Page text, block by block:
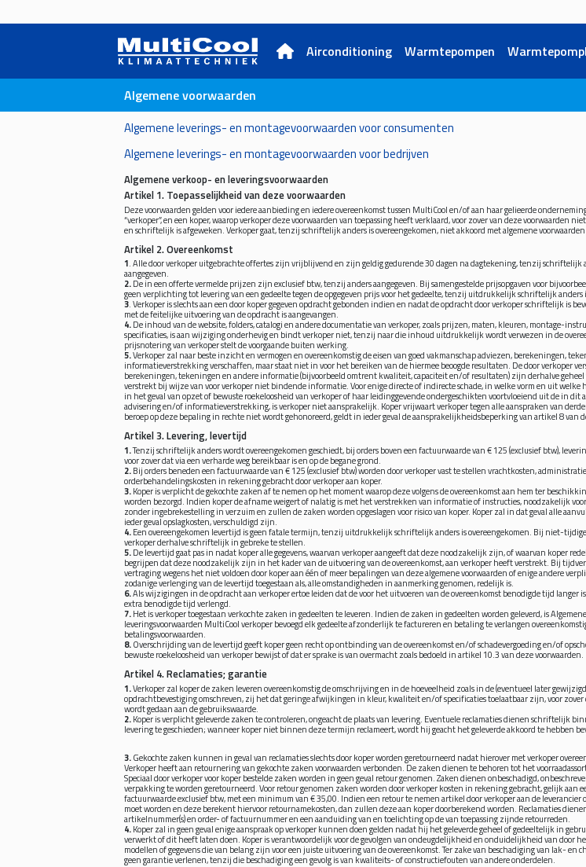
Airconditioning Warmtepompen
Algemene voorwaarden
Algemene leverings- en montagevoorwaarden voor consumenten
Algemene leverings- en montagevoorwaarden voor bedrijven
Algemene verkoop- en leveringsvoorwaarden
Artikel 1. Toepasselijkheid van deze voorwaarden
Deze voorwaarden gelden voor iedere aanbieding en iedere overeenkomst tussen MultiCool en/of aan haar gelieerde
“verkoper”, en een koper, waarop verkoper deze voorwaarden van toepassing heeft verklaard, voor zover van deze voorwaarden
en schriftelijk is afgeweken. Verkoper gaat, tenzij schriftelijk anders is overeengekomen, niet akkoord met algemene voorwaarden
Artikel 2. Overeenkomst
1. Alle door verkoper uitgebrachte offertes zijn vrijblijvend en zijn geldig gedurende 30 dagen na dagtekening, tenzij schriftelijk
aangegeven.
2.De in een offerte vermelde prijzen zijn exclusief btw, tenzij anders aangegeven. Bij samengestelde prijsopgaven voor
geen verplichting tot levering van een gedeelte tegen de opgegeven prijs voor het gedeelte, tenzij uitdrukkelijk schriftelijk anders
3. Verkoper is slechts aan een door koper gegeven opdracht gebonden indien en nadat de opdracht door verkoper schriftelijk is
met de feitelijke uitvoering van de opdracht is aangevangen.
4.De inhoud van de website, folders, catalogi en andere documentatie van verkoper, zoals prijzen, maten, kleuren, montage-
specificaties, is aan wijziging onderhevig en bindt verkoper niet, tenzij naar die inhoud uitdrukkelijk wordt verwezen in de
prijsnotering van verkoper stelt de voorgaande buiten werking.
5.Verkoper zal naar beste inzicht en vermogen en overeenkomstig de eisen van goed vakmanschap adviezen, berekeningen,
informatieverstrekking verschaffen, maar staat niet in voor het bereiken van de hiermee beoogde resultaten. De door verkoper
berekeningen, tekeningen en andere informatie (bijvoorbeeld omtrent kwaliteit, capaciteit en/of resultaten) zijn derhalve
verstrekt bij wijze van voor verkoper niet bindende informatie. Voor enige directe of indirecte schade, in welke vorm en uit welke
in het geval van opzet of bewuste roekeloosheid van verkoper of haar leidinggevende ondergeschikten voortvloeiend uit de in dit
advisering en/of informatieverstrekking, is verkoper niet aansprakelijk. Koper vrijwaart verkoper tegen alle aanspraken van
beroep op deze bepaling in rechte niet wordt gehonoreerd, geldt in ieder geval de aansprakelijkheidsbeperking van artikel 8 van
Artikel 3. Levering, levertijd
1.Tenzij schriftelijk anders wordt overeengekomen geschiedt, bij orders boven een factuurwaarde van € 125 (exclusief btw),
voor zover dat via een verharde weg bereikbaar is en op de begane grond.
2.Bij orders beneden een factuurwaarde van € 125 (exclusief btw) worden door verkoper vast te stellen vrachtkosten,
orderbehandelingskosten in rekening gebracht door verkoper aan koper.
3.Koper is verplicht de gekochte zaken af te nemen op het moment waarop deze volgens de overeenkomst aan hem ter
worden bezorgd. Indien koper de afname weigert of nalatig is met het verstrekken van informatie of instructies, noodzakelijk
zonder ingebrekestelling in verzuim en zullen de zaken worden opgeslagen voor risico van koper. Koper zal in dat geval alle
ieder geval opslagkosten, verschuldigd zijn.
4.Een overeengekomen levertijd is geen fatale termijn, tenzij uitdrukkelijk schriftelijk anders is overeengekomen. Bij niet-
verkoper derhalve schriftelijk in gebreke te stellen.
5.De levertijd gaat pas in nadat koper alle gegevens, waarvan verkoper aangeeft dat deze noodzakelijk zijn, of waarvan koper
begrijpen dat deze noodzakelijk zijn in het kader van de uitvoering van de overeenkomst, aan verkoper heeft verstrekt. Bij
vertraging wegens het niet voldoen door koper aan één of meer bepalingen van deze algemene voorwaarden of enige andere
zodanige verlenging van de levertijd toegestaan als, alle omstandigheden in aanmerking genomen, redelijk is.
6.Als wijzigingen in de opdracht aan verkoper ertoe leiden dat de voor het uitvoeren van de overeenkomst benodigde tijd langer
extra benodigde tijd verlengd.
7.Het is verkoper toegestaan verkochte zaken in gedeelten te leveren. Indien de zaken in gedeelten worden geleverd, is
leveringsvoorwaarden MultiCool verkoper bevoegd elk gedeelte afzonderlijk te factureren en betaling te verlangen
betalingsvoorwaarden.
8.Overschrijding van de levertijd geeft koper geen recht op ontbinding van de overeenkomst en/of schadevergoeding en/of
bewuste roekeloosheid van verkoper bewijst of dat er sprake is van overmacht zoals bedoeld in artikel 10.3 van deze voorwaarden.
Artikel 4. Reclamaties; garantie
1.Verkoper zal koper de zaken leveren overeenkomstig de omschrijving en in de hoeveelheid zoals in de (eventueel later
opdrachtbevestiging omschreven, zij het dat geringe afwijkingen in kleur, kwaliteit en/of specificaties toelaatbaar zijn, voor zover
wordt gedaan aan de gebruikswaarde.
2.Koper is verplicht geleverde zaken te controleren, ongeacht de plaats van levering. Eventuele reclamaties dienen schriftelijk
levering te geschieden; wanneer koper niet binnen deze termijn reclameert, wordt hij geacht het geleverde akkoord te hebben
3.Gekochte zaken kunnen in geval van reclamaties slechts door koper worden geretourneerd nadat hierover met verkoper
Verkoper heeft aan retournering van gekochte zaken voorwaarden verbonden. De zaken dienen te behoren tot het
Speciaal door verkoper voor koper bestelde zaken worden in geen geval retour genomen. Zaken dienen onbeschadigd,
verpakking te worden geretourneerd. Voor retour genomen zaken worden door verkoper kosten in rekening gebracht, gelijk aan
factuurwaarde exclusief btw, met een minimum van € 35,00. Indien een retour te nemen artikel door verkoper aan de
moet worden en deze berekent hiervoor retournamekosten, dan zullen deze aan koper doorberekend worden. Reclamaties
artikelnummer(s) en order- of factuurnummer en een aanduiding van en toelichting op de van toepassing zijnde retourreden.
4.Koper zal in geen geval enige aanspraak op verkoper kunnen doen gelden nadat hij het geleverde geheel of gedeeltelijk in
verwerkt of dit heeft laten doen. Koper is verantwoordelijk voor de gevolgen van ondeugdelijkheid en onduidelijkheid van door
modellen of gegevens die van belang zijn voor een juiste uitvoering van de overeenkomst. Ter zake van beschadiging van lak- en
geen garantie verlenen, tenzij die beschadiging een gevolg is van kwaliteits- of constructiefouten van andere onderdelen.